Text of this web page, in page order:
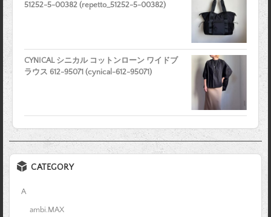
51252-5-00382 (repetto_51252-5-00382)
CYNICAL シニカル コットンローン ワイドブ
ラウス 612-95071 (cynical-612-95071)
CATEGORY
A
ambi.MAX